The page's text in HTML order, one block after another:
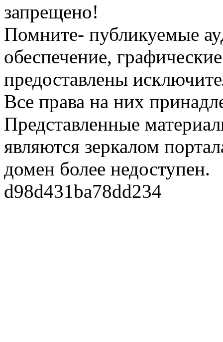
запрещено!
Помните- публикуемые
обеспечение,
предоставлены
Все права на них
Представленные
являются зеркалом
домен более недоступен.
d98d431ba78dd234